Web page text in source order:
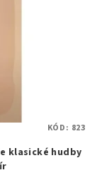
klasické hudby
KÓD: 823